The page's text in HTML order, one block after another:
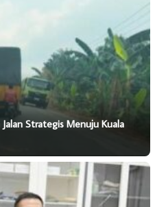
Strategis Menuju Kuala